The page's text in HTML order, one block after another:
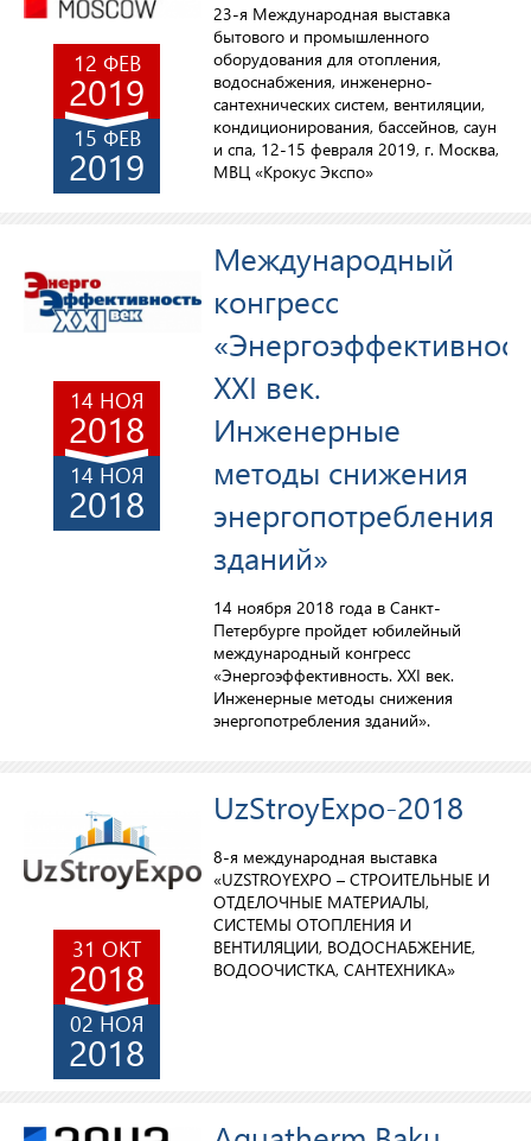
12 ФЕВ
2019
15 ФЕВ
2019
23-я Международная выставка
бытового и промышленного
оборудования для отопления,
водоснабжения, инженерно-
сантехнических систем, вентиляции,
кондиционирования, бассейнов, саун
и спа, 12-15 февраля 2019, г. Москва,
МВЦ «Крокус Экспо»
14 НОЯ
2018
14 НОЯ
2018
Международный
конгресс
XXI век.
Инженерные
методы снижения
энергопотребления
зданий»
14 ноября 2018 года в Санкт-
Петербурге пройдет юбилейный
международный конгресс
«Энергоэффективность. XXI век.
Инженерные методы снижения
энергопотребления зданий».
31 ОКТ
2018
02 НОЯ
2018
UzStroyExpo-2018
8-я международная выставка
«UZSTROYEXPO – СТРОИТЕЛЬНЫЕ И
ОТДЕЛОЧНЫЕ МАТЕРИАЛЫ,
СИСТЕМЫ ОТОПЛЕНИЯ И
ВЕНТИЛЯЦИИ, ВОДОСНАБЖЕНИЕ,
ВОДООЧИСТКА, САНТЕХНИКА»